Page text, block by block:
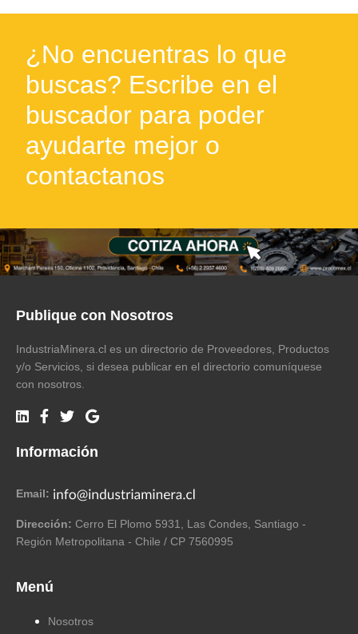
¿No encuentras lo que
buscas? Escribe en el
buscador para poder
ayudarte mejor o
contactanos
Publique con Nosotros
IndustriaMinera.cl es un directorio de Proveedores, Productos
y/o Servicios, si desea publicar en el directorio comuníquese
con nosotros.
Información
Email:
Dirección: Cerro El Plomo 5931, Las Condes, Santiago -
Región Metropolitana - Chile / CP 7560995
Menú
Nosotros